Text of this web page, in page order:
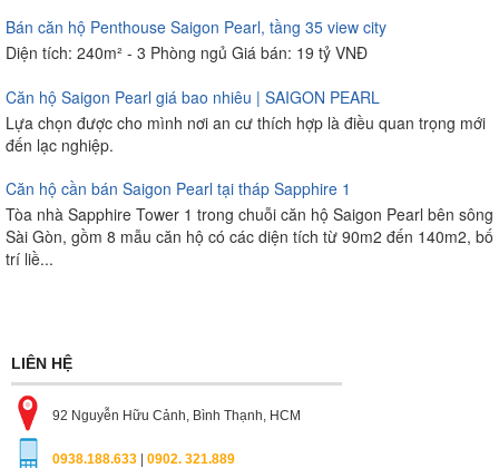
Bán căn hộ Penthouse Saigon Pearl, tầng 35 view city
Diện tích: 240m² - 3 Phòng ngủ Giá bán: 19 tỷ VNĐ
Căn hộ Saigon Pearl giá bao nhiêu | SAIGON PEARL
Lựa chọn được cho mình nơi an cư thích hợp là điều quan trọng mới
đến lạc nghiệp.
Căn hộ cần bán Saigon Pearl tại tháp Sapphire 1
Tòa nhà Sapphire Tower 1 trong chuỗi căn hộ Saigon Pearl bên sông
Sài Gòn, gồm 8 mẫu căn hộ có các diện tích từ 90m2 đến 140m2, bố
trí liề...
LIÊN HỆ
92 Nguyễn Hữu Cảnh, Bình Thạnh, HCM
0938.188.633 | 0902. 321.889